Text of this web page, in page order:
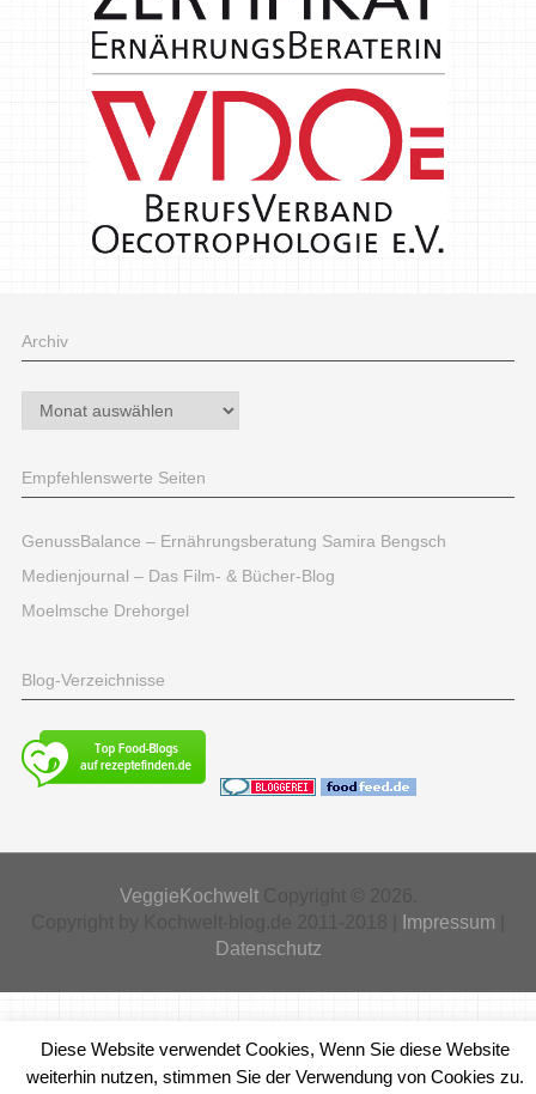
Archiv
Archiv
Empfehlenswerte Seiten
GenussBalance – Ernährungsberatung Samira Bengsch
Medienjournal – Das Film- & Bücher-Blog
Moelmsche Drehorgel
Blog-Verzeichnisse
VeggieKochweltCopyright © 2026.
Impressum
Datenschutz
Diese Website verwendet Cookies, Wenn Sie diese Website
weiterhin nutzen, stimmen Sie der Verwendung von Cookies zu.